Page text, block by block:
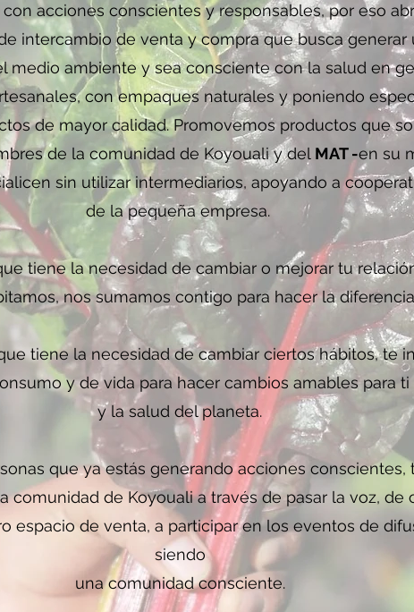
acciones conscientes y responsables, por eso
intercambio de venta y compra que busca generar
medio ambiente y sea consciente con la salud en
con empaques naturales y poniendo
de mayor calidad. Promovemos productos que
de la comunidad de Koyouali y del MAT -en su
sin utilizar intermediarios, apoyando a
de la pequeña empresa.
tiene la necesidad de cambiar o mejorar tu
nos sumamos contigo para hacer la
tiene la necesidad de cambiar ciertos hábitos, te
y de vida para hacer cambios amables para ti
y la salud del planeta.
que ya estás generando acciones conscientes,
comunidad de Koyouali a través de pasar la voz, de
espacio de venta, a participar en los eventos de
siendo
una comunidad consciente.